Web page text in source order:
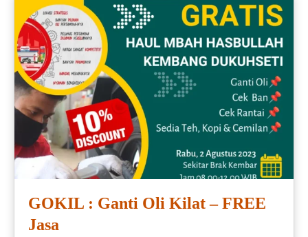
GOKIL : Ganti Oli Kilat – FREE
Jasa